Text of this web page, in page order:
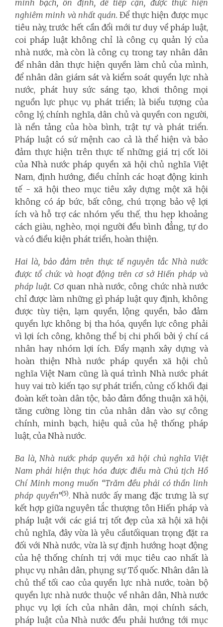
minh bạch, ổn định, dễ tiếp cận, được thực hiện
nghiêm minh và nhất quán.Để thực hiện được mục
tiêu này, trước hết cần đổi mới tư duy về pháp luật,
coi pháp luật không chỉ là công cụ quản lý của
nhà nước, mà còn là công cụ trong tay nhân dân
để nhân dân thực hiện quyền làm chủ của mình,
để nhân dân giám sát và kiểm soát quyền lực nhà
nước, phát huy sức sáng tạo, khơi thông mọi
nguồn lực phục vụ phát triển; là biểu tượng của
công lý, chính nghĩa, dân chủ và quyền con người,
là nền tảng của hòa bình, trật tự và phát triển.
Pháp luật có sứ mệnh cao cả là thể hiện và bảo
đảm thực hiện trên thực tế những giá trị cốt lõi
của Nhà nước pháp quyền xã hội chủ nghĩa Việt
Nam, định hướng, điều chỉnh các hoạt động kinh
tế - xã hội theo mục tiêu xây dựng một xã hội
không có áp bức, bất công, chú trọng bảo vệ lợi
ích và hỗ trợ các nhóm yếu thế, thu hẹp khoảng
cách giàu, nghèo, mọi người đều bình đẳng, tự do
và có điều kiện phát triển, hoàn thiện.
Hai là, bảo đảm trên thực tế nguyên tắc Nhà nước
được tổ chức và hoạt động trên cơ sở Hiến pháp và
pháp luật.Cơ quan nhà nước, công chức nhà nước
chỉ được làm những gì pháp luật quy định, không
được tùy tiện, lạm quyền, lộng quyền, bảo đảm
quyền lực không bị tha hóa, quyền lực công phải
vì lợi ích công, không thể bị chi phối bởi ý chí cá
nhân hay nhóm lợi ích. Đẩy mạnh xây dựng và
hoàn thiện Nhà nước pháp quyền xã hội chủ
nghĩa Việt Nam cũng là quá trình Nhà nước phát
huy vai trò kiến tạo sự phát triển, củng cố khối đại
đoàn kết toàn dân tộc, bảo đảm đồng thuận xã hội,
tăng cường lòng tin của nhân dân vào sự công
chính, minh bạch, hiệu quả của hệ thống pháp
luật, của Nhà nước.
Ba là, Nhà nước pháp quyền xã hội chủ nghĩa Việt
Nam phải hiện thực hóa được điều mà Chủ tịch Hồ
Chí Minh mong muốn “Trăm đều phải có thần linh
pháp quyền”(5). Nhà nước ấy mang đặc trưng là sự
kết hợp giữa nguyên tắc thượng tôn Hiến pháp và
pháp luật với các giá trị tốt đẹp của xã hội xã hội
chủ nghĩa, đây vừa là yêu cầutốiquan trọng đặt ra
đối với Nhà nước, vừa là sự định hướng hoạt động
của hệ thống chính trị với mục tiêu cao nhất là
phục vụ nhân dân, phụng sự Tổ quốc. Nhân dân là
chủ thể tối cao của quyền lực nhà nước, toàn bộ
quyền lực nhà nước thuộc về nhân dân, Nhà nước
phục vụ lợi ích của nhân dân, mọi chính sách,
pháp luật của Nhà nước đều phải hướng tới mục